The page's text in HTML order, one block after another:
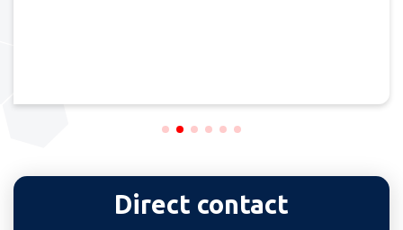
Direct contact